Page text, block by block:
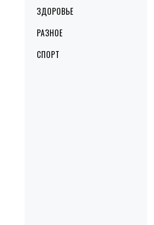
ЗДОРОВЬЕ
РАЗНОЕ
СПОРТ